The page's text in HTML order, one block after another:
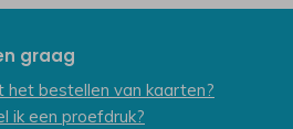
graag
het bestellen van kaarten?
ik een proefdruk?